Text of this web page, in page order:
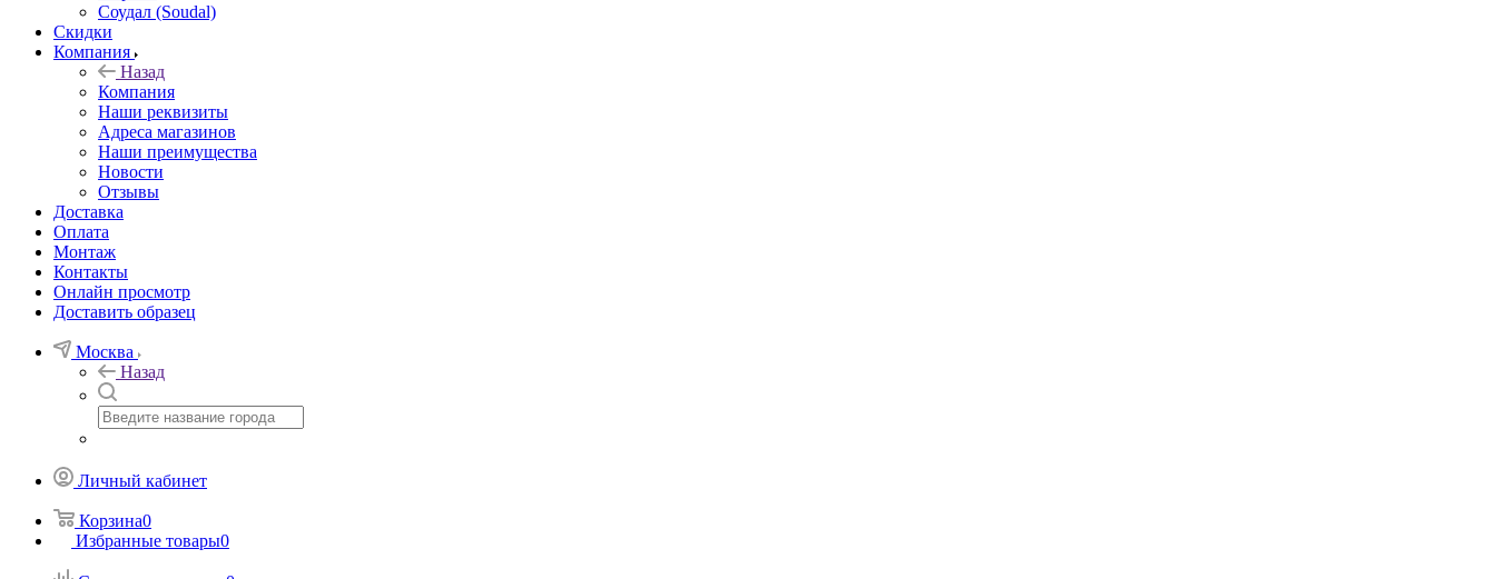
Соудал (Soudal)
Скидки
Компания
Назад
Компания
Наши реквизиты
Адреса магазинов
Наши преимущества
Новости
Отзывы
Доставка
Оплата
Монтаж
Контакты
Онлайн просмотр
Доставить образец
Москва
Назад
Личный кабинет
Корзина0
Избранные товары0